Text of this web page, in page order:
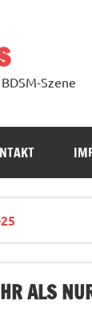
Szene
ALS